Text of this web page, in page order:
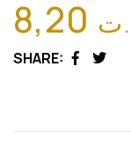
SHARE:
Facebook